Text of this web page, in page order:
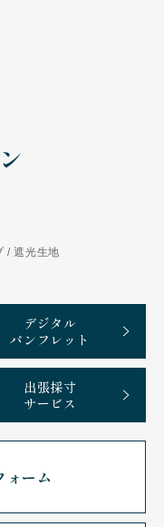
/ 遮光生地
デジタル
パンフレット
出張採寸
サービス
ォーム